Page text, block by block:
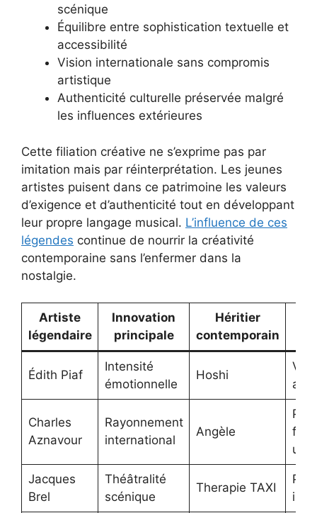
scénique
Équilibre entre sophistication textuelle et
accessibilité
Vision internationale sans compromis
artistique
Authenticité culturelle préservée malgré
les influences extérieures
Cette filiation créative ne s’exprime pas par
imitation mais par réinterprétation. Les jeunes
artistes puisent dans ce patrimoine les valeurs
d’exigence et d’authenticité tout en développant
leur propre langage musical. L’influence de ces
légendes continue de nourrir la créativité
contemporaine sans l’enfermer dans la
nostalgie.
Artiste
légendaire
Innovation
principale
Héritier
contemporain
Édith Piaf
Intensité
émotionnelle
Hoshi
Charles
Aznavour
Rayonnement
international
Angèle
Pop
Jacques
Brel
Théâtralité
scénique
Therapie TAXI